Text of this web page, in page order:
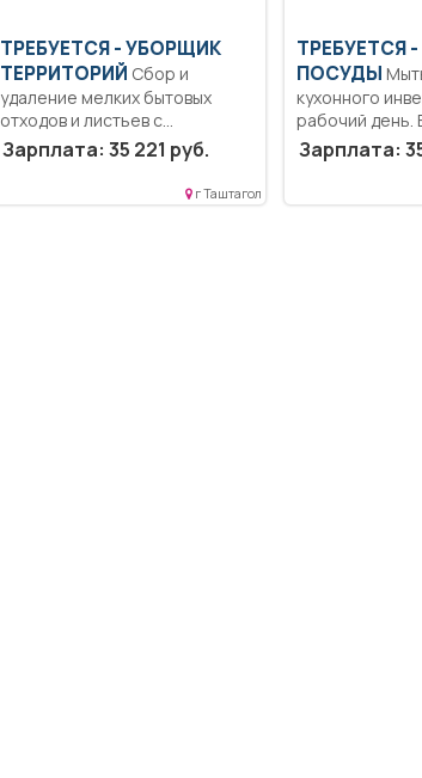
ТРЕБУЕТСЯ - УБОРЩИК
ТЕРРИТОРИЙ
удаление мелких бытовых
отходов и листьев с...
Зарплата: 35 221 руб.
г Таштагол
ТРЕБУЕТСЯ
ПОСУДЫ
кухонного
рабочий день.
Зарплата: